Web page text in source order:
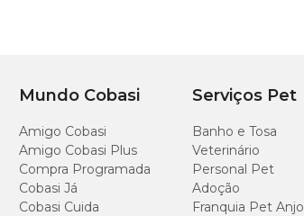
Mundo Cobasi
Amigo Cobasi
Amigo Cobasi Plus
Compra Programada
Cobasi Já
Cobasi Cuida
Serviços Pet
Banho e Tosa
Veterinário
Personal Pet
Adoção
Franquia Pet Anjo